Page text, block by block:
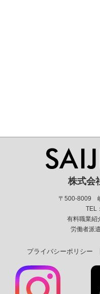
株式会
〒500-8009
TEL
有料職業紹
労働者派
プライバシーポリシー